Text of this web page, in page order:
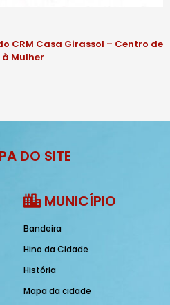
CRM Casa Girassol – Centro de
Mulher
DO SITE
MUNICÍPIO
Bandeira
Hino da Cidade
História
Mapa da cidade